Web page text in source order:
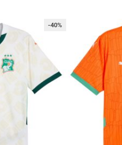
-40%